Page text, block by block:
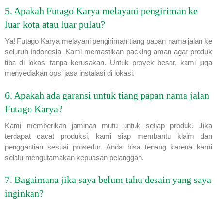
5. Apakah Futago Karya melayani pengiriman ke
luar kota atau luar pulau?
Ya! Futago Karya melayani pengiriman tiang papan nama jalan ke
seluruh Indonesia. Kami memastikan packing aman agar produk
tiba di lokasi tanpa kerusakan. Untuk proyek besar, kami juga
menyediakan opsi jasa instalasi di lokasi.
6. Apakah ada garansi untuk tiang papan nama jalan
Futago Karya?
Kami memberikan jaminan mutu untuk setiap produk. Jika
terdapat cacat produksi, kami siap membantu klaim dan
penggantian sesuai prosedur. Anda bisa tenang karena kami
selalu mengutamakan kepuasan pelanggan.
7. Bagaimana jika saya belum tahu desain yang saya
inginkan?